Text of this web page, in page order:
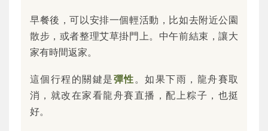
早餐後，可以安排一個輕活動，比如去附近公園
散步，或者整理艾草掛門上。中午前結束，讓大
家有時間返家。
這個行程的關鍵是彈性。如果下雨，龍舟賽取
消，就改在家看龍舟賽直播，配上粽子，也挺
好。